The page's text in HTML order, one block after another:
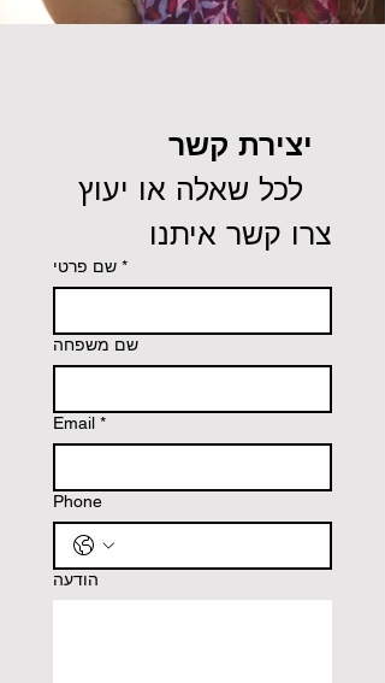
יצירת קשר
צרו קשר איתנו
שם פרטי *
שם משפחה
Email *
Phone
הודעה